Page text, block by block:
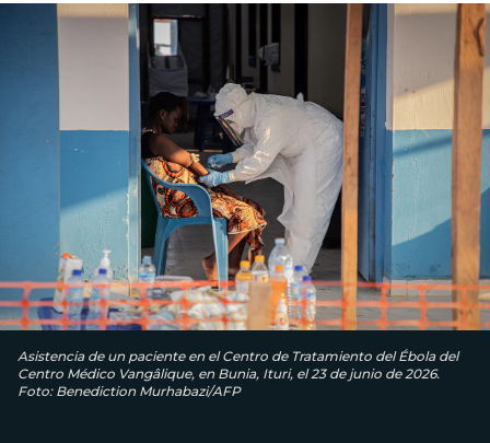
Asistencia de un paciente en el Centro de Tratamiento del Ébola del
Centro Médico Vangâlique, en Bunia, Ituri, el 23 de junio de 2026.
Foto: Benediction Murhabazi/AFP